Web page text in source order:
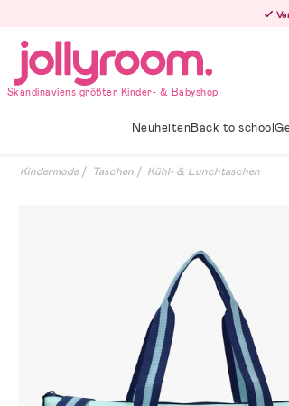
innehållet
Skandinaviens größter Kinder- & Babyshop
NeuheitenBack to school
Kindermode Taschen Kühl- & Lunchtaschen